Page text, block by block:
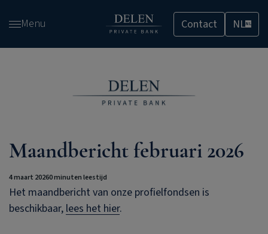
en
Menu Contact NLNL
Maandbericht februari 2026
4 maart 20260 minuten leestijd
Het maandbericht van onze profielfondsen is
beschikbaar, lees het hier.